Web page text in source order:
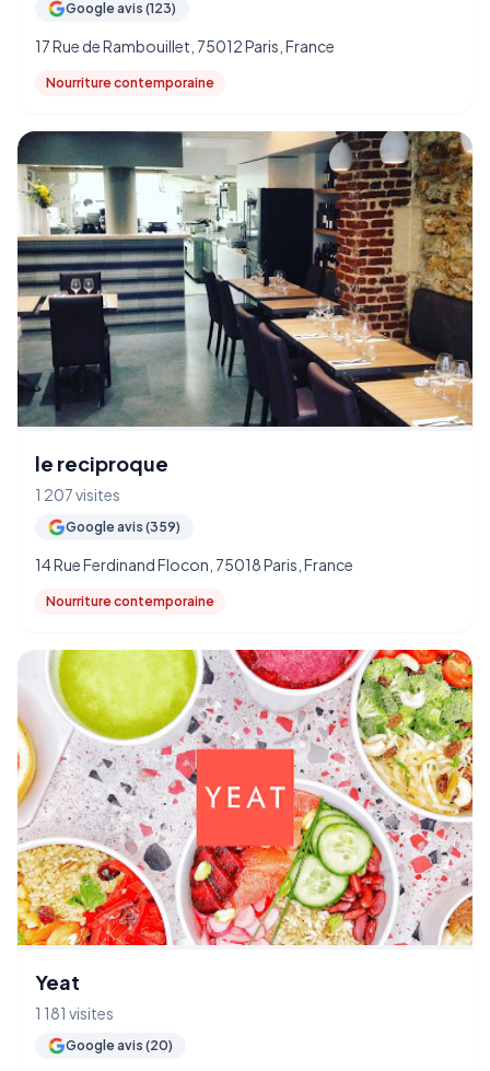
Google avis (123)
17 Rue de Rambouillet, 75012 Paris, France
Nourriture contemporaine
le reciproque
1 207 visites
Google avis (359)
14 Rue Ferdinand Flocon, 75018 Paris, France
Nourriture contemporaine
Yeat
1 181 visites
Google avis (20)